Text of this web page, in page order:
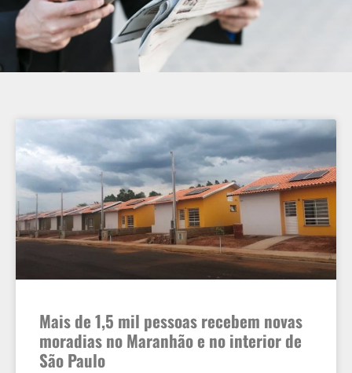
Mais de 1,5 mil pessoas recebem novas
moradias no Maranhão e no interior de
São Paulo